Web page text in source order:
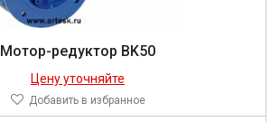
Мотор-редуктор BK50
Цену уточняйте
Добавить в избранное